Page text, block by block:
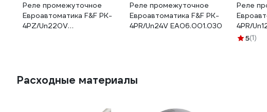
Реле промежуточное
Евроавтоматика F&F PK-
4PZ/Un220V
Реле промежуточное
Евроавтоматика F&F PK-
4PR/Un24V EA06.001.030
Реле
4PR/
5(1)
Расходные материалы